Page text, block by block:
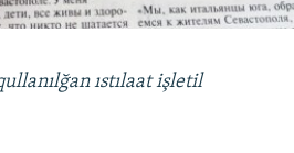
ıstılaat işletil